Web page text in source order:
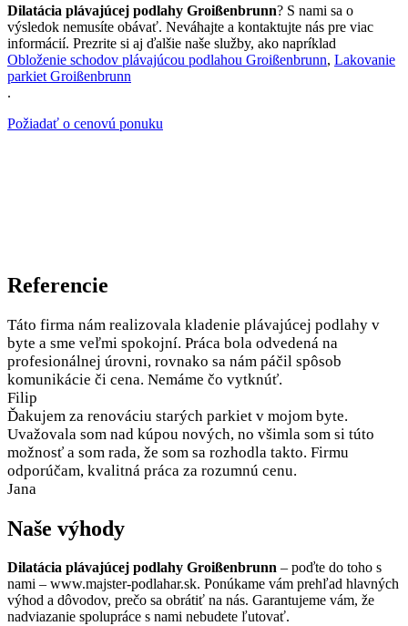
Dilatácia plávajúcej podlahy Groißenbrunn? S nami sa o
výsledok nemusíte obávať. Neváhajte a kontaktujte nás pre viac
informácií. Prezrite si aj ďalšie naše služby, ako napríklad
Obloženie schodov plávajúcou podlahou Groißenbrunn, Lakovanie
parkiet Groißenbrunn
.
Požiadať o cenovú ponuku
Referencie
Táto firma nám realizovala kladenie plávajúcej podlahy v
byte a sme veľmi spokojní. Práca bola odvedená na
profesionálnej úrovni, rovnako sa nám páčil spôsob
komunikácie či cena. Nemáme čo vytknúť.
Filip
Ďakujem za renováciu starých parkiet v mojom byte.
Uvažovala som nad kúpou nových, no všimla som si túto
možnosť a som rada, že som sa rozhodla takto. Firmu
odporúčam, kvalitná práca za rozumnú cenu.
Jana
Naše výhody
Dilatácia plávajúcej podlahy Groißenbrunn – poďte do toho s
nami – www.majster-podlahar.sk. Ponúkame vám prehľad hlavných
výhod a dôvodov, prečo sa obrátiť na nás. Garantujeme vám, že
nadviazanie spolupráce s nami nebudete ľutovať.